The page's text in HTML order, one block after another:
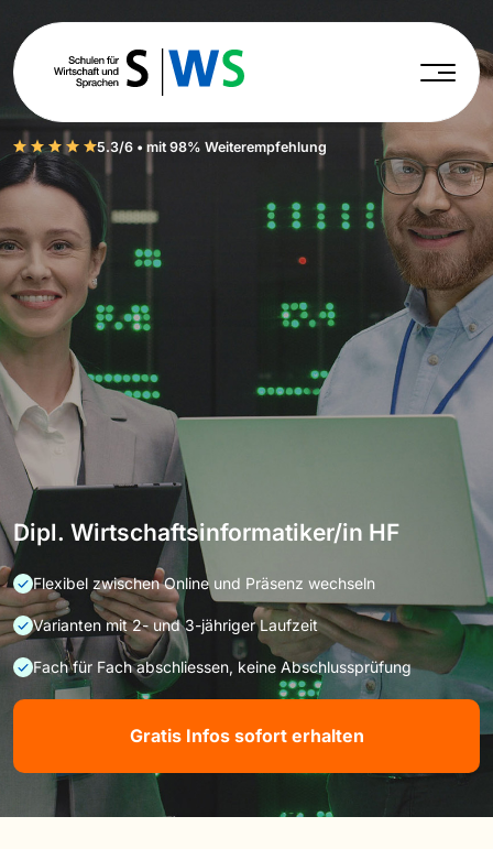
5.3/6 • mit 98% Weiterempfehlung
Dipl. Wirtschaftsinformatiker/in HF
Flexibel zwischen Online und Präsenz wechseln
Varianten mit 2- und 3-jähriger Laufzeit
Fach für Fach abschliessen, keine Abschlussprüfung
Gratis Infos sofort erhalten